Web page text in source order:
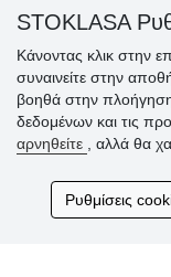
Czech Republic
Επικοινωνία
Χρήσιμες
STOKLASA
Κάνοντας κλικ στην
συναινείτε στην
βοηθά στην
δεδομένων και τις
αρνηθείτε
, αλλά θα
Ρυθμίσεις